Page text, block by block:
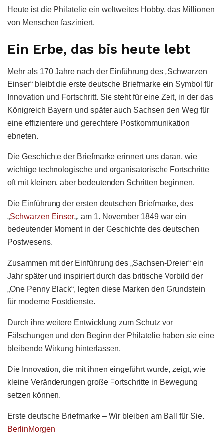
Heute ist die Philatelie ein weltweites Hobby, das Millionen
von Menschen fasziniert.
Ein Erbe, das bis heute lebt
Mehr als 170 Jahre nach der Einführung des „Schwarzen
Einser“ bleibt die erste deutsche Briefmarke ein Symbol für
Innovation und Fortschritt. Sie steht für eine Zeit, in der das
Königreich Bayern und später auch Sachsen den Weg für
eine effizientere und gerechtere Postkommunikation
ebneten.
Die Geschichte der Briefmarke erinnert uns daran, wie
wichtige technologische und organisatorische Fortschritte
oft mit kleinen, aber bedeutenden Schritten beginnen.
Die Einführung der ersten deutschen Briefmarke, des
„Schwarzen Einser„, am 1. November 1849 war ein
bedeutender Moment in der Geschichte des deutschen
Postwesens.
Zusammen mit der Einführung des „Sachsen-Dreier“ ein
Jahr später und inspiriert durch das britische Vorbild der
„One Penny Black“, legten diese Marken den Grundstein
für moderne Postdienste.
Durch ihre weitere Entwicklung zum Schutz vor
Fälschungen und den Beginn der Philatelie haben sie eine
bleibende Wirkung hinterlassen.
Die Innovation, die mit ihnen eingeführt wurde, zeigt, wie
kleine Veränderungen große Fortschritte in Bewegung
setzen können.
Erste deutsche Briefmarke – Wir bleiben am Ball für Sie.
BerlinMorgen.